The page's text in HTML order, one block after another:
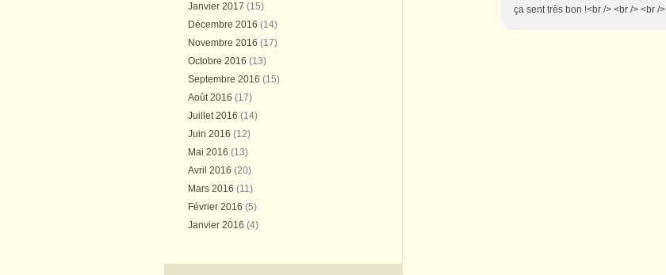
Janvier 2017 (15)
Décembre 2016 (14)
Novembre 2016 (17)
Octobre 2016 (13)
Septembre 2016 (15)
Août 2016 (17)
Juillet 2016 (14)
Juin 2016 (12)
Mai 2016 (13)
Avril 2016 (20)
Mars 2016 (11)
Février 2016 (5)
Janvier 2016 (4)
ça sent très bon !<br /> <br /> <br />